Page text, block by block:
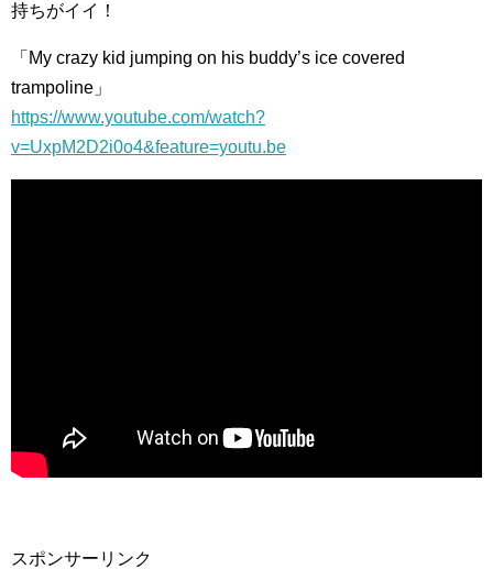
持ちがイイ！
「My crazy kid jumping on his buddy’s ice covered
trampoline」
https://www.youtube.com/watch?
v=UxpM2D2i0o4&feature=youtu.be
スポンサーリンク